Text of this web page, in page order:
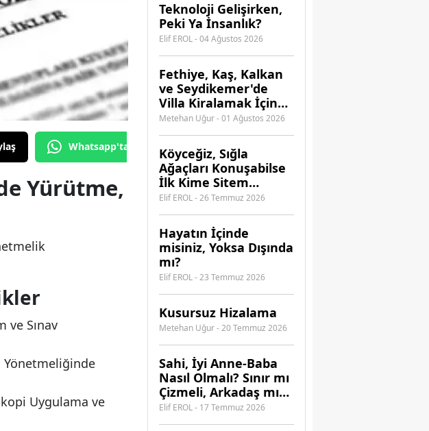
Whatsapp'tan Gönder
Yürütme,
ve Sınav
Uygulama ve
Teknoloji Gelişirken,
Peki Ya İnsanlık?
Elif EROL - 04 Ağustos 2026
Fethiye, Kaş, Kalkan
ve Seydikemer'de
Villa Kiralamak İçin
Hangi Acenteye
Güvenebilirsiniz?
Metehan Uğur - 01 Ağustos 2026
Köyceğiz, Sığla
Ağaçları Konuşabilse
İlk Kime Sitem
Ederdi?
Elif EROL - 26 Temmuz 2026
Hayatın İçinde
misiniz, Yoksa Dışında
mı?
Elif EROL - 23 Temmuz 2026
Kusursuz Hizalama
Metehan Uğur - 20 Temmuz 2026
​Sahi, İyi Anne-Baba
Nasıl Olmalı? Sınır mı
Çizmeli, Arkadaş mı
Olmalı?
Elif EROL - 17 Temmuz 2026